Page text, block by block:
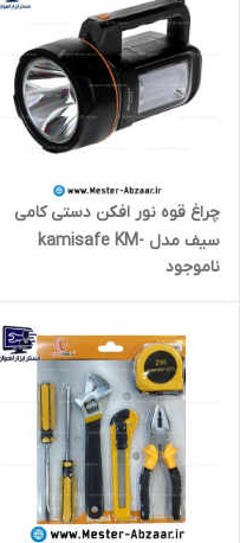
چراغ قوه نور افکن دستی کامی
سیف مدل kamisafe KM-
2672T
ناموجود